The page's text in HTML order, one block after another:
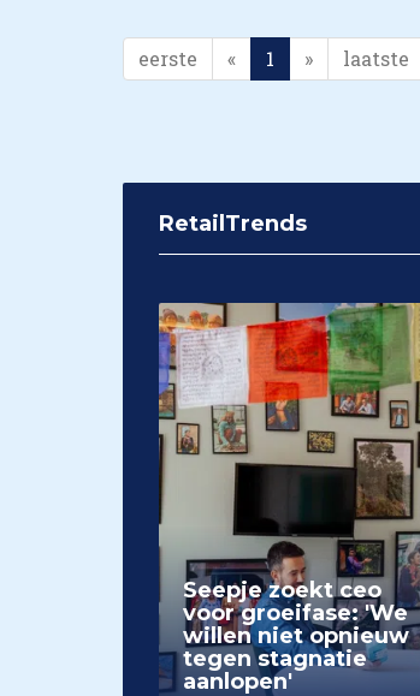
eerste « 1 » laatste
RetailTrends
Seepje zoekt ceo
voor groeifase: 'We
willen niet opnieuw
tegen stagnatie
aanlopen'